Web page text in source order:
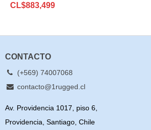
con4.75de
5 en base
CL$883,499
CONTACTO
(+569) 74007068
contacto@1rugged.cl
Av. Providencia 1017, piso 6,
Providencia, Santiago, Chile